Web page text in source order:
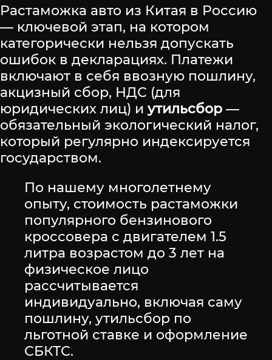
Растаможка авто из Китая в Россию
— ключевой этап, на котором
категорически нельзя допускать
ошибок в декларациях. Платежи
включают в себя ввозную пошлину,
акцизный сбор, НДС (для
юридических лиц) и утильсбор —
обязательный экологический налог,
который регулярно индексируется
государством.
По нашему многолетнему
опыту, стоимость растаможки
популярного бензинового
кроссовера с двигателем 1.5
литра возрастом до 3 лет на
физическое лицо
рассчитывается
индивидуально, включая саму
пошлину, утильсбор по
льготной ставке и оформление
СБКТС.